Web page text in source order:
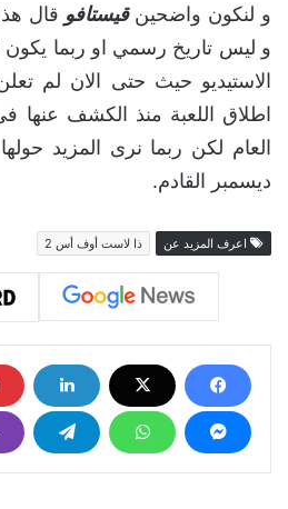
و لنكون واضحينقيستافو قال
و ليس تاريخ رسمي او ربما
الاستيديو حيث حتى الان لم
العام لكن ربما نرى المزيد
ديسمبر القادم.
اعرف المزيد عن ذا لاست أوف أس 2